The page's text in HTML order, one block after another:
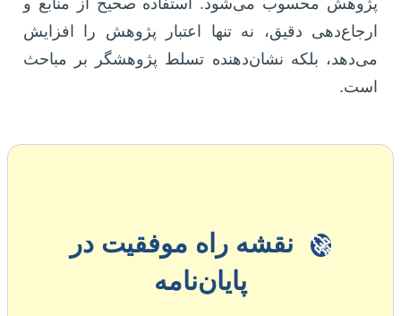
ارجاع‌دهی دقیق، نه تنها اعتبار پژوهش را افزایش
می‌دهد، بلکه نشان‌دهنده تسلط پژوهشگر بر مباحث
است.
🚀
نقشه راه موفقیت در
پایان‌نامه